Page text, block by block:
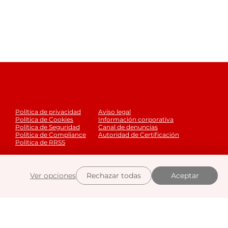
Política de privacidad
Política de Cookies
Política de Seguridad
Política de Compliance
Política de RRSS
Aviso legal
Información corporativa
Canal de denuncias
Autoridad de Certificación
×
Ver opciones Rechazar todas Aceptar